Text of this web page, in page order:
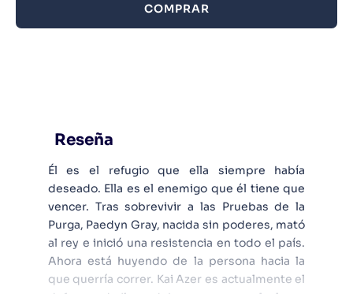
COMPRAR
Reseña
Él es el refugio que ella siempre había
deseado. Ella es el enemigo que él tiene que
vencer. Tras sobrevivir a las Pruebas de la
Purga, Paedyn Gray, nacida sin poderes, mató
al rey e inició una resistencia en todo el país.
Ahora está huyendo de la persona hacia la
que querría correr. Kai Azer es actualmente el